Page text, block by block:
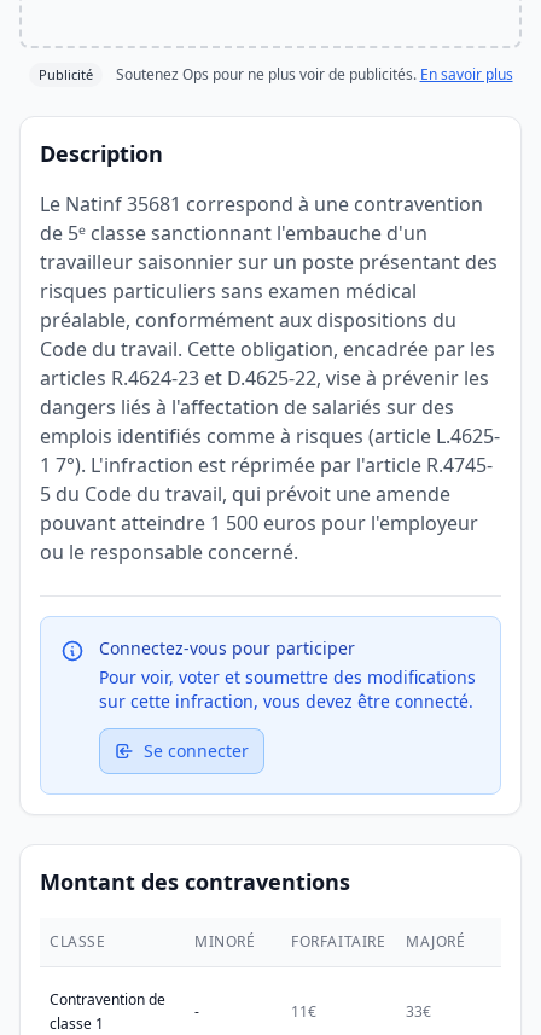
Publicité Soutenez Ops pour ne plus voir de publicités. En savoir plus
Description
Le Natinf 35681 correspond à une contravention
de 5ᵉ classe sanctionnant l'embauche d'un
travailleur saisonnier sur un poste présentant des
risques particuliers sans examen médical
préalable, conformément aux dispositions du
Code du travail. Cette obligation, encadrée par les
articles R.4624-23 et D.4625-22, vise à prévenir les
dangers liés à l'affectation de salariés sur des
emplois identifiés comme à risques (article L.4625-
1 7°). L'infraction est réprimée par l'article R.4745-
5 du Code du travail, qui prévoit une amende
pouvant atteindre 1 500 euros pour l'employeur
ou le responsable concerné.
Connectez-vous pour participer
Pour voir, voter et soumettre des modifications
sur cette infraction, vous devez être connecté.
Se connecter
Montant des contraventions
CLASSE MINORÉ FORFAITAIRE MAJORÉ
Contravention de
classe 1
- 11€ 33€